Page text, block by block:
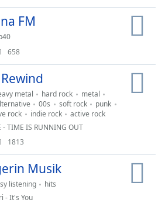
FM
658
metal hard rock
metal
00s soft rock
punk
rock
indie rock
active rock
- TIME IS RUNNING OUT
1813
Musik
listening
hits
- It's You